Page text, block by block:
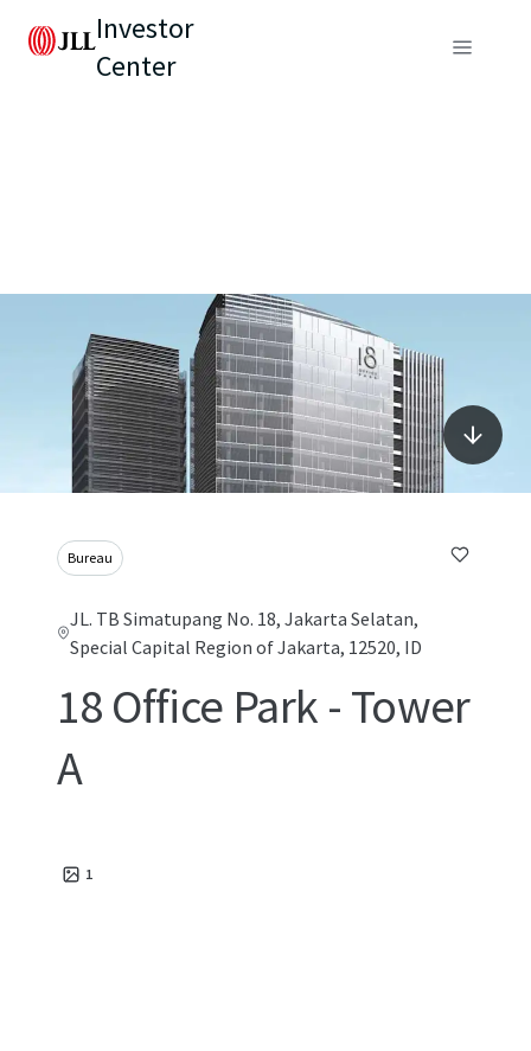
Investor
Center
Bureau
JL. TB Simatupang No. 18, Jakarta Selatan,
Special Capital Region of Jakarta, 12520, ID
18 Office Park - Tower
A
1